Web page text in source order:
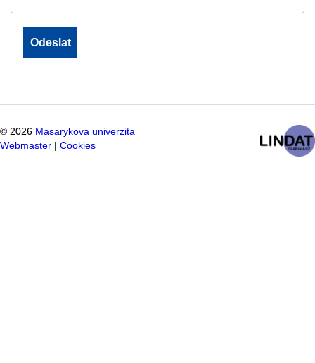
© 2026 Masarykova univerzita
Webmaster
Cookies